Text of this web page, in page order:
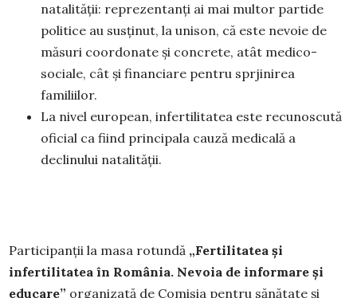
natalității: reprezentanți ai mai multor partide
politice au susținut, la unison, că este nevoie de
măsuri coordonate și concrete, atât medico-
sociale, cât și financiare pentru sprjinirea
familiilor.
La nivel european, infertilitatea este recunoscută
oficial ca fiind principala cauză medicală a
declinului natalității.
Participanții la masa rotundă „Fertilitatea și
infertilitatea în România. Nevoia de informare și
educare” organizată de Comisia pentru sănătate și